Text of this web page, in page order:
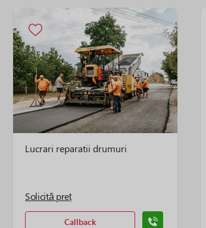
Lucrari reparatii drumuri
Solicită preț
Callback